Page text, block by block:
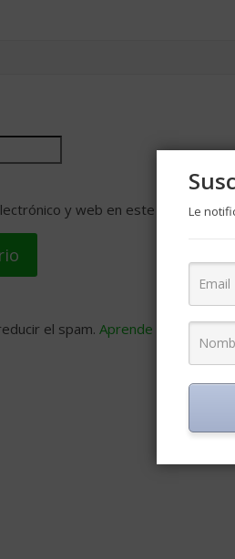
y web en este navegador
el spam. Aprende cómo se
Le